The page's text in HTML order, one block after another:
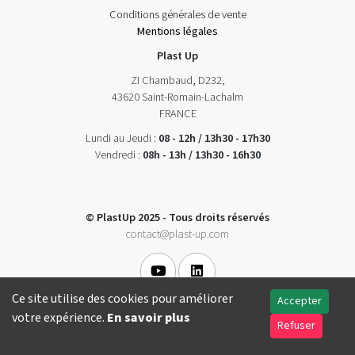
Ce site utilise des cookies pour améliorer
votre expérience. En savoir plus
Accepter
Refuser
Conditions générales de vente
Mentions légales
Plast Up
ZI Chambaud, D232,
43620 Saint-Romain-Lachalm
FRANCE
Lundi au Jeudi : 08 - 12h / 13h30 - 17h30
Vendredi : 08h - 13h / 13h30 - 16h30
© PlastUp 2025 - Tous droits réservés
contact@plast-up.com
Conception Formasoft|pro. 2026